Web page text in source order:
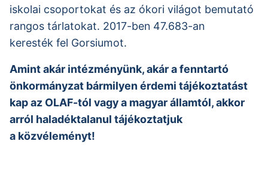
iskolai csoportokat és az ókori világot bemutató
rangos tárlatokat. 2017-ben 47.683-an
keresték fel Gorsiumot.
Amint akár intézményünk, akár a fenntartó
önkormányzat bármilyen érdemi tájékoztatást
kap az OLAF-tól vagy a magyar államtól, akkor
arról haladéktalanul tájékoztatjuk
a közvéleményt!